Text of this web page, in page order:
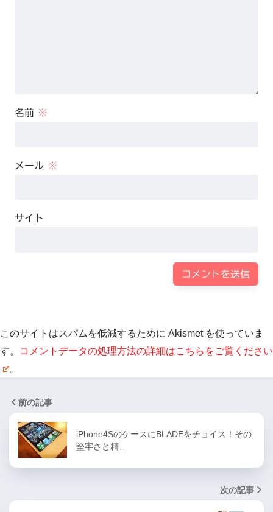
名前 ※
メール ※
サイト
このサイトはスパムを低減するために Akismet を使っていま
す。
コメントデータの処理方法の詳細はこちらをご覧ください
。
前の記事
iPhone4SのケースにBLADEをチョイス！その
堅牢さと精…
次の記事